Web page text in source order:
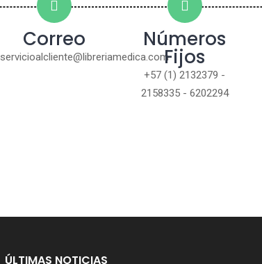
Correo
servicioalcliente@libreriamedica.com
Números
Fijos
+57 (1) 2132379 -
2158335 - 6202294
ÚLTIMAS NOTICIAS